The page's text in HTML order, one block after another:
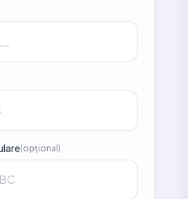
(opțional)